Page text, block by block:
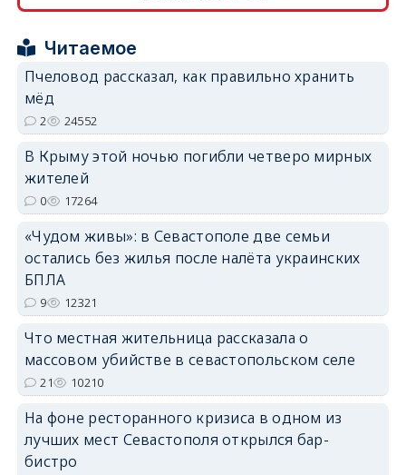
erid: 2SDnjdvhGXG
Читаемое
Пчеловод рассказал, как правильно хранить
мёд
2 24552
В Крыму этой ночью погибли четверо мирных
жителей
0 17264
«Чудом живы»: в Севастополе две семьи
остались без жилья после налёта украинских
БПЛА
9 12321
Что местная жительница рассказала о
массовом убийстве в севастопольском селе
21 10210
На фоне ресторанного кризиса в одном из
лучших мест Севастополя открылся бар-
бистро